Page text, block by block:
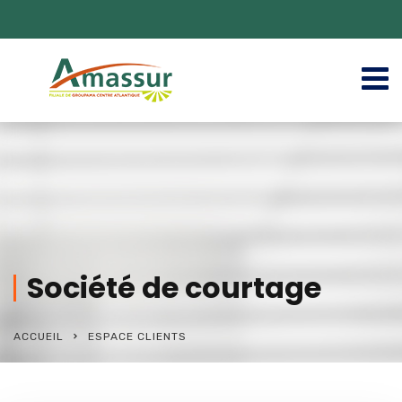
Société de courtage
ACCUEIL ESPACE CLIENTS